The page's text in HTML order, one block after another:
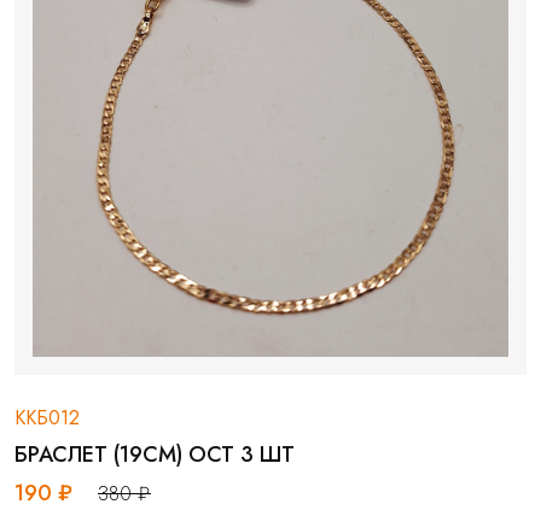
ККБ012
БРАСЛЕТ (19СМ) ОСТ 3 ШТ
190 ₽
380 ₽